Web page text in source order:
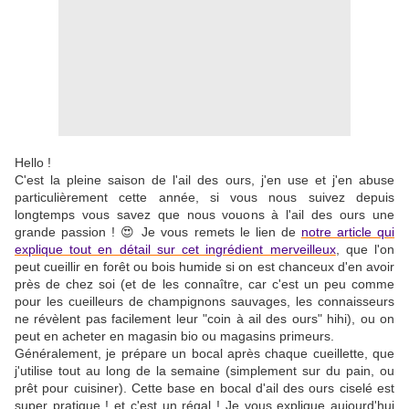
Hello !
C'est la pleine saison de l'ail des ours, j'en use et j'en abuse
particulièrement cette année, si vous nous suivez depuis
longtemps vous savez que nous vouons à l'ail des ours une
grande passion ! 😍 Je vous remets le lien de notre article qui
explique tout en détail sur cet ingrédient merveilleux, que l'on
peut cueillir en forêt ou bois humide si on est chanceux d'en avoir
près de chez soi (et de les connaître, car c'est un peu comme
pour les cueilleurs de champignons sauvages, les connaisseurs
ne révèlent pas facilement leur "coin à ail des ours" hihi), ou on
peut en acheter en magasin bio ou magasins primeurs.
Généralement, je prépare un bocal après chaque cueillette, que
j'utilise tout au long de la semaine (simplement sur du pain, ou
prêt pour cuisiner). Cette base en bocal d'ail des ours ciselé est
super pratique ! et c'est un régal ! Je vous explique aujourd'hui